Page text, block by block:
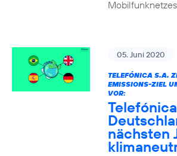
05. Juni 2020
TELEFÓNICA S.A.
EMISSIONS-ZIEL
VOR:
Telefónica
nächsten